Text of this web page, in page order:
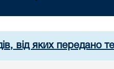
від яких передано